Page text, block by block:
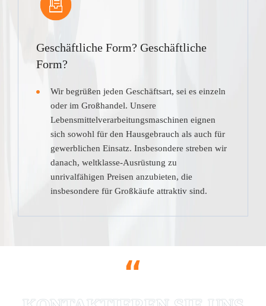
Geschäftliche Form? Geschäftliche
Form?
Wir begrüßen jeden Geschäftsart, sei es einzeln
oder im Großhandel. Unsere
Lebensmittelverarbeitungsmaschinen eignen
sich sowohl für den Hausgebrauch als auch für
gewerblichen Einsatz. Insbesondere streben wir
danach, weltklasse-Ausrüstung zu
unrivalfähigen Preisen anzubieten, die
insbesondere für Großkäufe attraktiv sind.
“